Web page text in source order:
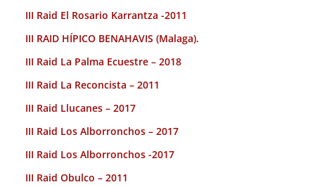
III Raid El Rosario Karrantza -2011
III RAID HÍPICO BENAHAVIS (Malaga).
III Raid La Palma Ecuestre – 2018
III Raid La Reconcista – 2011
III Raid Llucanes – 2017
III Raid Los Alborronchos – 2017
III Raid Los Alborronchos -2017
III Raid Obulco – 2011